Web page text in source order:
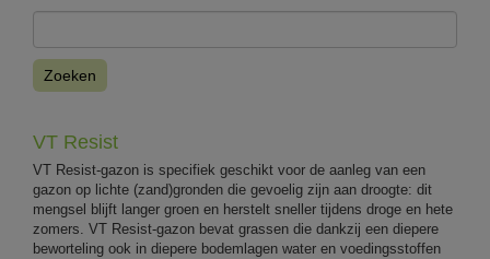
Zoeken
VT Resist
VT Resist-gazon is specifiek geschikt voor de aanleg van een
gazon op lichte (zand)gronden die gevoelig zijn aan droogte: dit
mengsel blijft langer groen en herstelt sneller tijdens droge en hete
zomers. VT Resist-gazon bevat grassen die dankzij een diepere
beworteling ook in diepere bodemlagen water en voedingsstoffen